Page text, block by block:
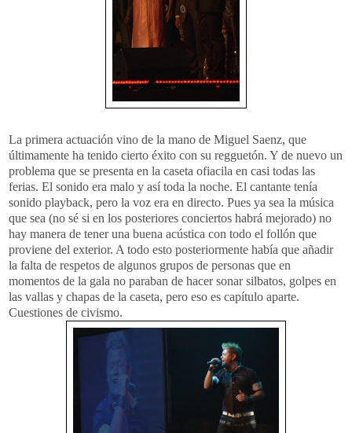
La primera actuación vino de la mano de Miguel Saenz, que
últimamente ha tenido cierto éxito con su regguetón. Y de nuevo un
problema que se presenta en la caseta ofiacila en casi todas las
ferias. El sonido era malo y así toda la noche. El cantante tenía
sonido playback, pero la voz era en directo. Pues ya sea la música
que sea (no sé si en los posteriores conciertos habrá mejorado) no
hay manera de tener una buena acústica con todo el follón que
proviene del exterior. A todo esto posteriormente había que añadir
la falta de respetos de algunos grupos de personas que en
momentos de la gala no paraban de hacer sonar silbatos, golpes en
las vallas y chapas de la caseta, pero eso es capítulo aparte.
Cuestiones de civismo.